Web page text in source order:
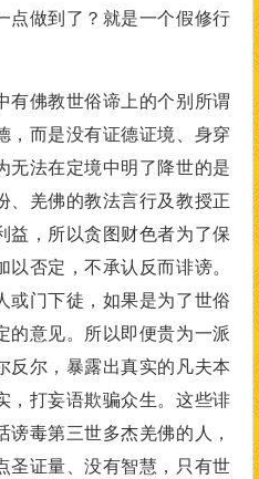
点做到了？就是一个假修行
有佛教世俗谛上的个别所谓
，而是没有证德证境、身穿
无法在定境中明了降世的是
、羌佛的教法言行及教授正
益，所以贪图财色者为了保
否定，不承认反而诽谤。
或门下徒，如果是为了世俗
的意见。所以即便贵为一派
反尔，暴露出真实的凡夫本
，打妄语欺骗众生。这些诽
毒第三世多杰羌佛的人，
圣证量、没有智慧，只有世